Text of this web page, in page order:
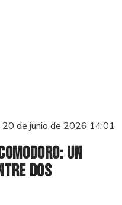
20 de junio de 2026 14:01
un
dos